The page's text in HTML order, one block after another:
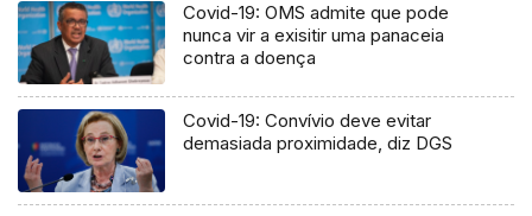
Covid-19: OMS admite que pode
nunca vir a exisitir uma panaceia
contra a doença
Covid-19: Convívio deve evitar
demasiada proximidade, diz DGS